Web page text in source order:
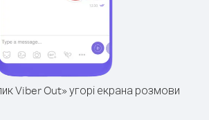
Viber Out» угорі екрана розмови